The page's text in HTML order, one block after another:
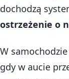
dochodzą
ostrzeżenie o
W
gdy w aucie